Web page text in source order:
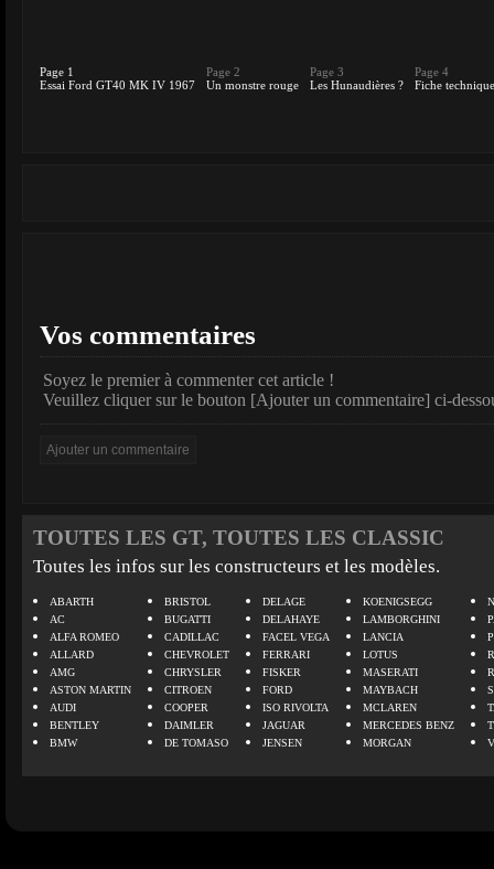
Page 1
Essai Ford GT40 MK IV 1967
Page 2
Un monstre rouge
Page 3
Les Hunaudières ?
Page 4
Fiche technique
Vos commentaires
Soyez le premier à commenter cet article !
Veuillez cliquer sur le bouton [Ajouter un commentaire] ci-
TOUTES LES GT, TOUTES LES CLASSIC
Toutes les infos sur les constructeurs et les modèles.
ABARTH
AC
ALFA ROMEO
ALLARD
AMG
ASTON MARTIN
AUDI
BENTLEY
BMW
BRISTOL
BUGATTI
CADILLAC
CHEVROLET
CHRYSLER
CITROEN
COOPER
DAIMLER
DE TOMASO
DELAGE
DELAHAYE
FACEL VEGA
FERRARI
FISKER
FORD
ISO RIVOLTA
JAGUAR
JENSEN
KOENIGSEGG
LAMBORGHINI
LANCIA
LOTUS
MASERATI
MAYBACH
MCLAREN
MERCEDES BENZ
MORGAN